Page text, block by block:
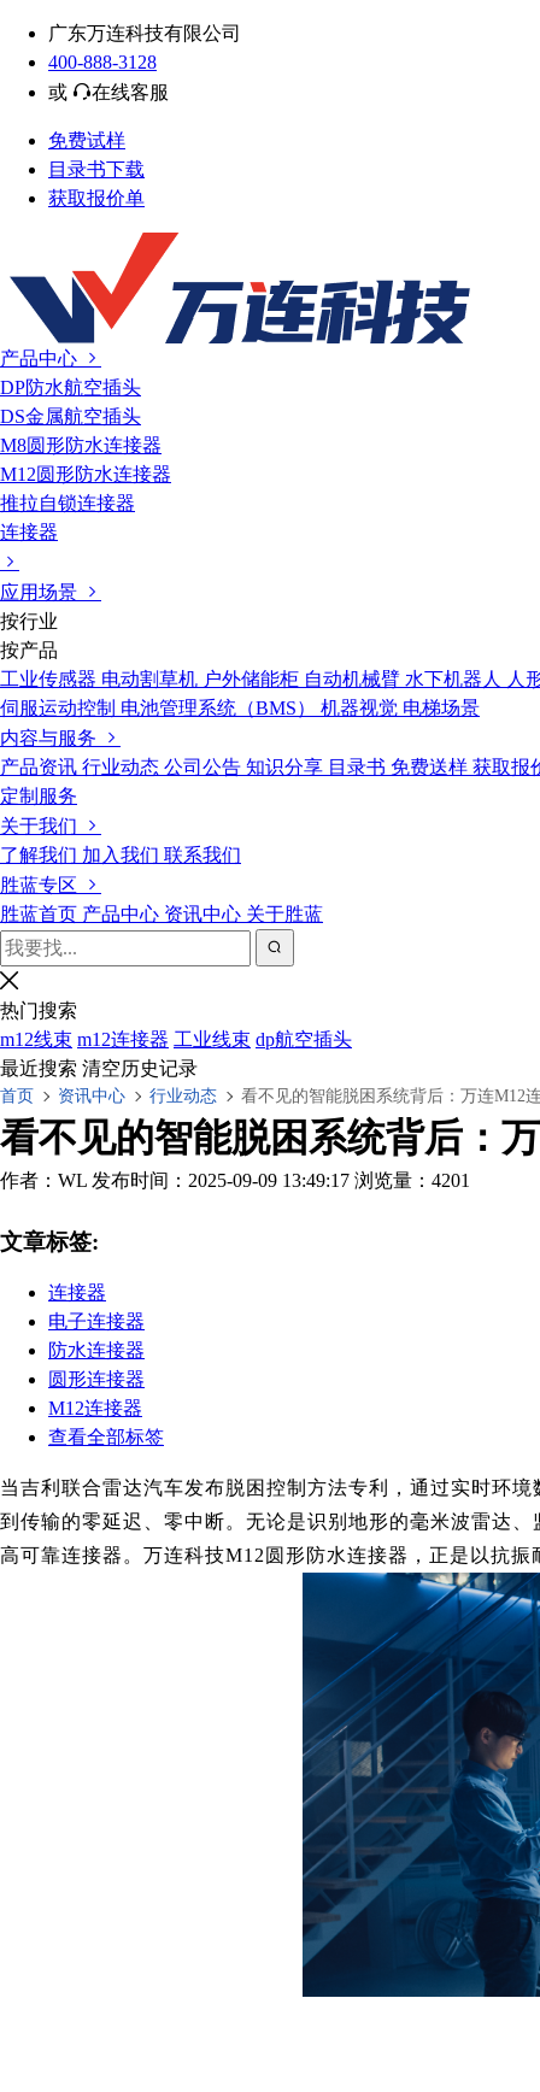
广东万连科技有限公司
400-888-3128
或
在线客服
免费试样
目录书下载
获取报价单
产品中心
DP防水航空插头
DS金属航空插头
M8圆形防水连接器
M12圆形防水连接器
推拉自锁连接器
连接器
应用场景
按行业
按产品
工业传感器 电动割草机 户外储能柜 自动机械臂 水下机器人
人
伺服运动控制 电池管理系统（BMS） 机器视觉 电梯场景
内容与服务
产品资讯 行业动态 公司公告 知识分享 目录书 免费送样 获取报
定制服务
关于我们
了解我们 加入我们 联系我们
胜蓝专区
胜蓝首页 产品中心 资讯中心 关于胜蓝
热门搜索
m12线束 m12连接器 工业线束 dp航空插头
最近搜索 清空历史记录
首页 资讯中心 行业动态 看不见的智能脱困系统背后：万连M12
看不见的智能脱困系统背后：
作者：WL 发布时间：2025-09-09 13:49:17 浏览量：4201
文章标签:
连接器
电子连接器
防水连接器
圆形连接器
M12连接器
查看全部标签
当吉利联合雷达汽车发布脱困控制方法专利，通过实时环
到传输的零延迟、零中断。无论是识别地形的毫米波雷达
高可靠连接器。万连科技M12圆形防水连接器，正是以抗